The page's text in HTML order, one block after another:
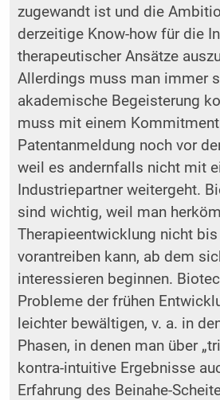
zugewandt ist und die
derzeitige Know-how für die
therapeutischer Ansätze
Allerdings muss man immer
akademische Begeisterung
muss mit einem
Patentanmeldung noch vor
weil es andernfalls nicht mit
Industriepartner weitergeht.
sind wichtig, weil man
Therapieentwicklung nicht
vorantreiben kann, ab dem
interessieren beginnen.
Probleme der frühen
leichter bewältigen, v. a. in
Phasen, in denen man über
kontra-intuitive Ergebnisse
Erfahrung des Beinahe-